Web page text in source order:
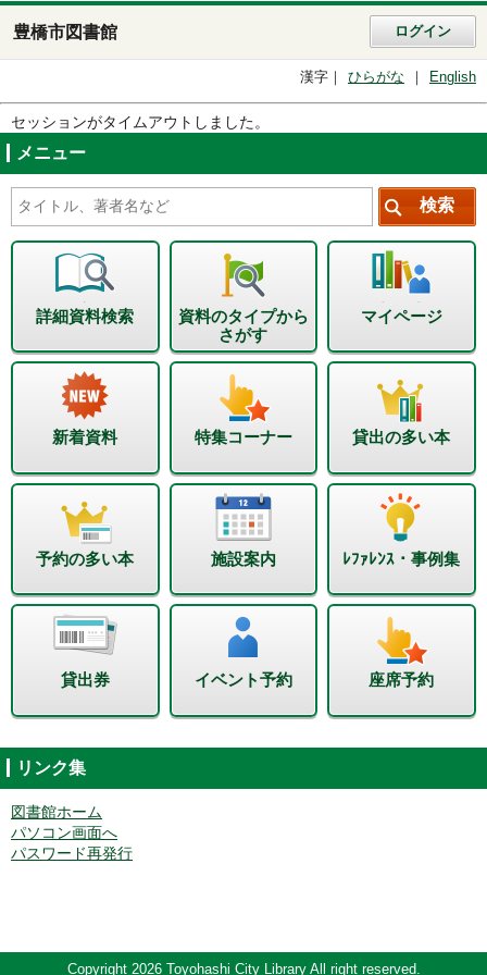
豊橋市図書館 ログイン
漢字 ひらがな English
セッションがタイムアウトしました。
メニュー
詳細資料検索
資料のタイプから
さがす
マイページ
新着資料 特集コーナー 貸出の多い本
予約の多い本 施設案内 ﾚﾌｧﾚﾝｽ・事例集
貸出券 イベント予約 座席予約
リンク集
図書館ホーム
パソコン画面へ
パスワード再発行
Copyright 2026 Toyohashi City Library All right reserved.